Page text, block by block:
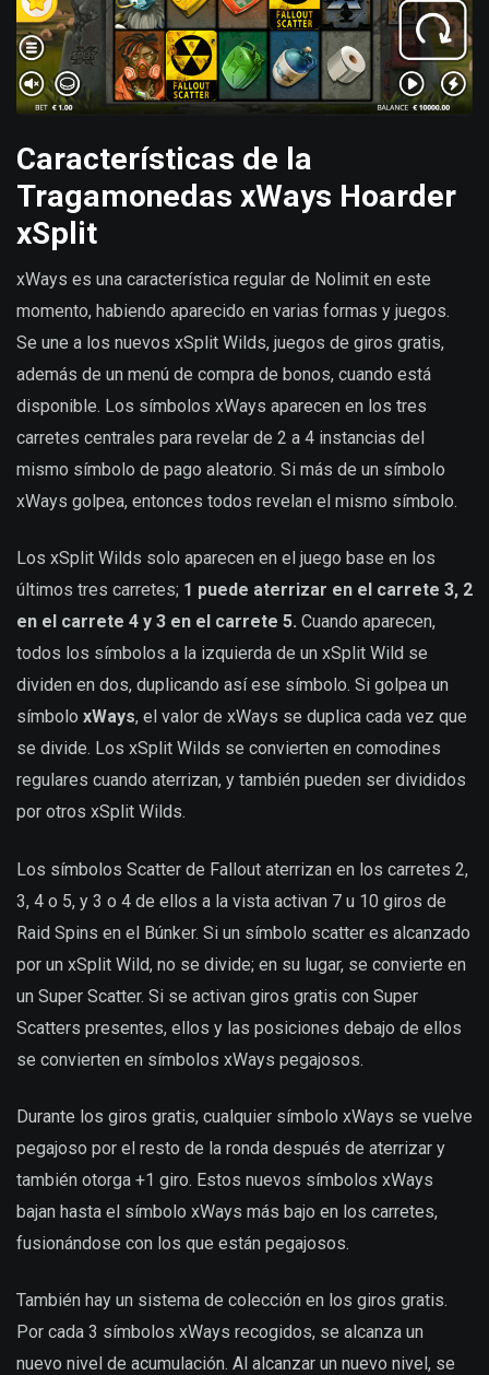
Características de la
Tragamonedas xWays Hoarder
xSplit
xWays es una característica regular de Nolimit en este
momento, habiendo aparecido en varias formas y juegos.
Se une a los nuevos xSplit Wilds, juegos de giros gratis,
además de un menú de compra de bonos, cuando está
disponible. Los símbolos xWays aparecen en los tres
carretes centrales para revelar de 2 a 4 instancias del
mismo símbolo de pago aleatorio. Si más de un símbolo
xWays golpea, entonces todos revelan el mismo símbolo.
Los xSplit Wilds solo aparecen en el juego base en los
últimos tres carretes; 1 puede aterrizar en el carrete 3, 2
en el carrete 4 y 3 en el carrete 5. Cuando aparecen,
todos los símbolos a la izquierda de un xSplit Wild se
dividen en dos, duplicando así ese símbolo. Si golpea un
símbolo xWays, el valor de xWays se duplica cada vez que
se divide. Los xSplit Wilds se convierten en comodines
regulares cuando aterrizan, y también pueden ser divididos
por otros xSplit Wilds.
Los símbolos Scatter de Fallout aterrizan en los carretes 2,
3, 4 o 5, y 3 o 4 de ellos a la vista activan 7 u 10 giros de
Raid Spins en el Búnker. Si un símbolo scatter es alcanzado
por un xSplit Wild, no se divide; en su lugar, se convierte en
un Super Scatter. Si se activan giros gratis con Super
Scatters presentes, ellos y las posiciones debajo de ellos
se convierten en símbolos xWays pegajosos.
Durante los giros gratis, cualquier símbolo xWays se vuelve
pegajoso por el resto de la ronda después de aterrizar y
también otorga +1 giro. Estos nuevos símbolos xWays
bajan hasta el símbolo xWays más bajo en los carretes,
fusionándose con los que están pegajosos.
También hay un sistema de colección en los giros gratis.
Por cada 3 símbolos xWays recogidos, se alcanza un
nuevo nivel de acumulación. Al alcanzar un nuevo nivel, se